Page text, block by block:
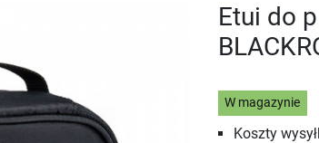
Etui do
W magazynie
Koszty